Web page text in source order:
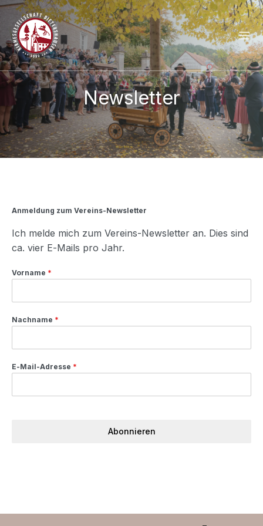
Newsletter
Anmeldung zum Vereins-Newsletter
Ich melde mich zum Vereins-Newsletter an. Dies sind
ca. vier E-Mails pro Jahr.
Vorname *
Nachname *
E-Mail-Adresse *
Abonnieren